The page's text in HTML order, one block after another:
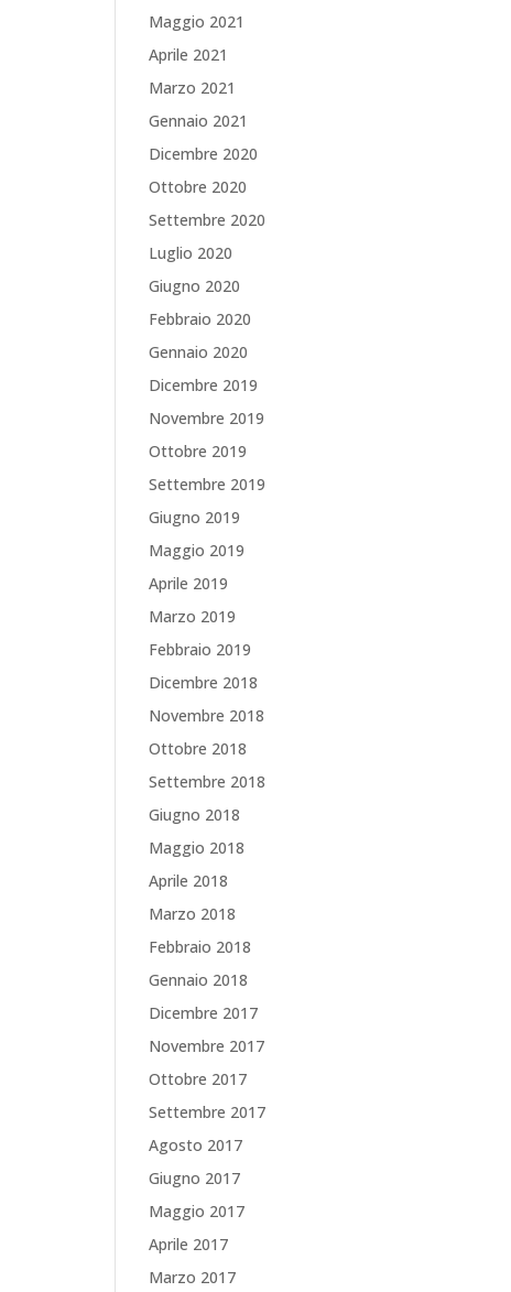
Maggio 2021
Aprile 2021
Marzo 2021
Gennaio 2021
Dicembre 2020
Ottobre 2020
Settembre 2020
Luglio 2020
Giugno 2020
Febbraio 2020
Gennaio 2020
Dicembre 2019
Novembre 2019
Ottobre 2019
Settembre 2019
Giugno 2019
Maggio 2019
Aprile 2019
Marzo 2019
Febbraio 2019
Dicembre 2018
Novembre 2018
Ottobre 2018
Settembre 2018
Giugno 2018
Maggio 2018
Aprile 2018
Marzo 2018
Febbraio 2018
Gennaio 2018
Dicembre 2017
Novembre 2017
Ottobre 2017
Settembre 2017
Agosto 2017
Giugno 2017
Maggio 2017
Aprile 2017
Marzo 2017